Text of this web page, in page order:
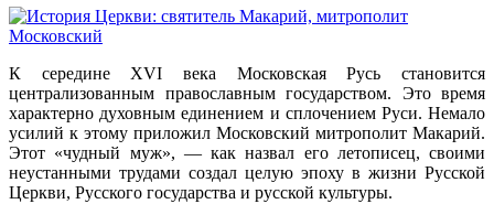
К середине XVI века Московская Русь становится
централизованным православным государством. Это время
характерно духовным единением и сплочением Руси. Немало
усилий к этому приложил Московский митрополит Макарий.
Этот «чудный муж», — как назвал его летописец, своими
неустанными трудами создал целую эпоху в жизни Русской
Церкви, Русского государства и русской культуры.